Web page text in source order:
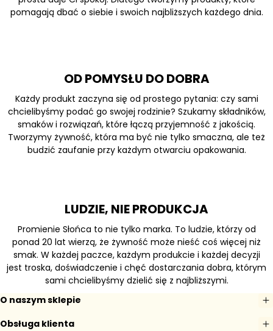
pomagają dbać o siebie i swoich najbliższych każdego dnia.
OD POMYSŁU DO DOBRA
Każdy produkt zaczyna się od prostego pytania: czy sami
chcielibyśmy podać go swojej rodzinie? Szukamy składników,
smaków i rozwiązań, które łączą przyjemność z jakością.
Tworzymy żywność, która ma być nie tylko smaczna, ale też
budzić zaufanie przy każdym otwarciu opakowania.
LUDZIE, NIE PRODUKCJA
Promienie Słońca to nie tylko marka. To ludzie, którzy od
ponad 20 lat wierzą, że żywność może nieść coś więcej niż
smak. W każdej paczce, każdym produkcie i każdej decyzji
jest troska, doświadczenie i chęć dostarczania dobra, którym
sami chcielibyśmy dzielić się z najbliższymi.
O naszym sklepie
Obsługa klienta